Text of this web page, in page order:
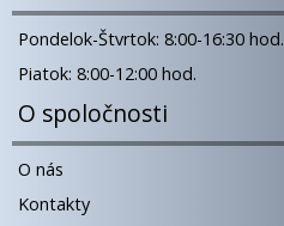
Pondelok-Štvrtok: 8:00-16:30 hod.
Piatok: 8:00-12:00 hod.
O spoločnosti
O nás
Kontakty